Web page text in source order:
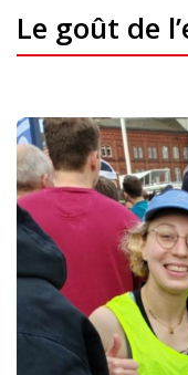
Le goût de